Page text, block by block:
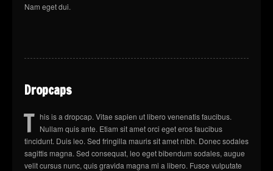
Nam eget dui.
Dropcaps
T his is a dropcap. Vitae sapien ut libero venenatis faucibus.
Nullam quis ante. Etiam sit amet orci eget eros faucibus
tincidunt. Duis leo. Sed fringilla mauris sit amet nibh. Donec sodales
sagittis magna. Sed consequat, leo eget bibendum sodales, augue
velit cursus nunc, quis gravida magna mi a libero. Fusce vulputate